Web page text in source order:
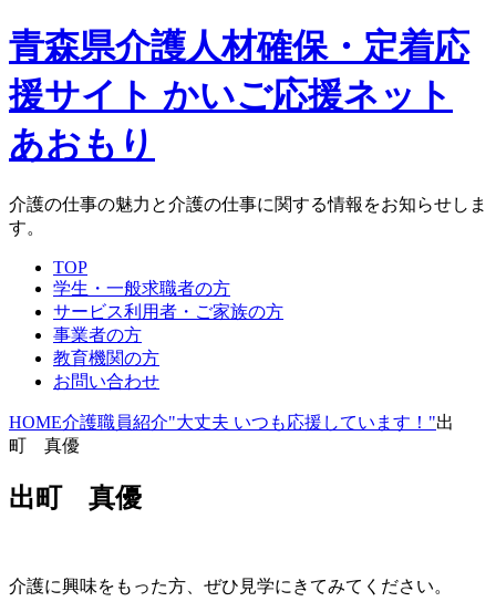
青森県介護人材確保・定着応
援サイト かいご応援ネット
あおもり
介護の仕事の魅力と介護の仕事に関する情報をお知らせしま
す。
TOP
学生・一般求職者の方
サービス利用者・ご家族の方
事業者の方
教育機関の方
お問い合わせ
HOME介護職員紹介"大丈夫 いつも応援しています！"出
町 真優
出町 真優
介護に興味をもった方、ぜひ見学にきてみてください。